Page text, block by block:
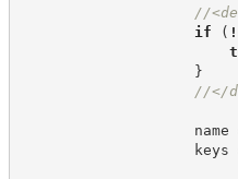
//
if
( !
}
//</
name
keys